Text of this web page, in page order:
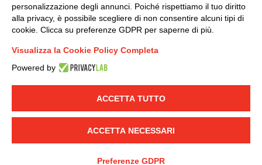
LINKEDIN YOUTUBE
© 2019 - DKC Europe - -
-Credits
Ethical code
personalizzazione degli annunci. Poiché rispettiamo il tuo diritto
alla privacy, è possibile scegliere di non consentire alcuni tipi di
cookie. Clicca su preferenze GDPR per saperne di più.
Visualizza la Cookie Policy Completa
Powered by
ACCETTA TUTTO
ACCETTA NECESSARI
Preferenze GDPR